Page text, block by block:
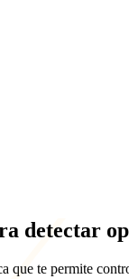
detectar
que te permite